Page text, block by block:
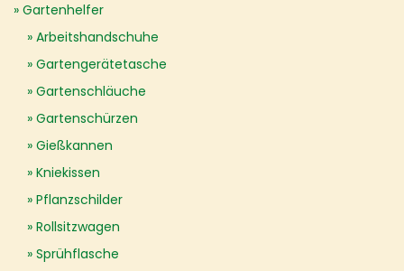
Gartenhelfer
Arbeitshandschuhe
Gartengerätetasche
Gartenschläuche
Gartenschürzen
Gießkannen
Kniekissen
Pflanzschilder
Rollsitzwagen
Sprühflasche